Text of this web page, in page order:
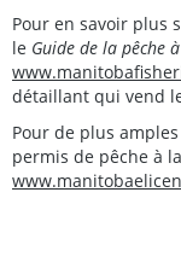
Pour en savoir plus
le Guide de la pêche
détaillant qui vend
Pour de plus
permis de pêche à